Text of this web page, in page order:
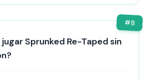
#8
Sprunked Re-Taped sin